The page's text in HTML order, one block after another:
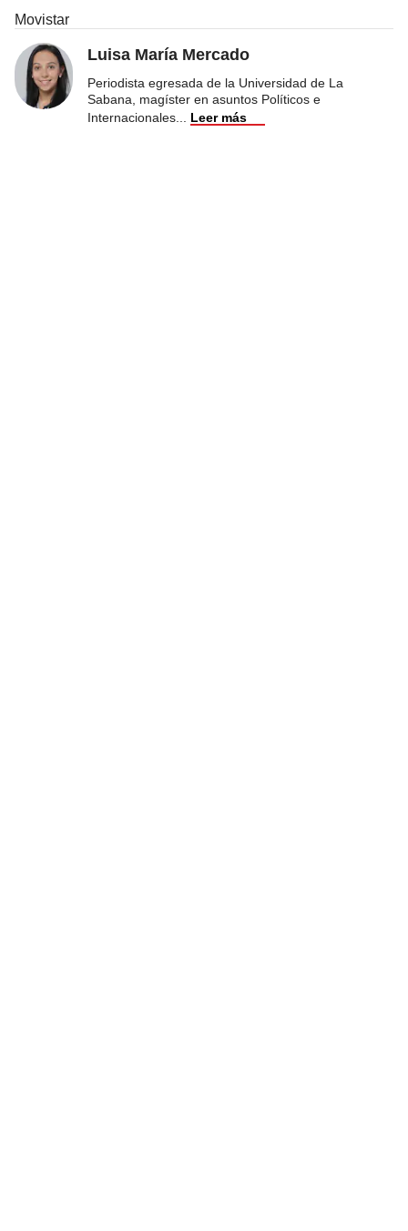
Movistar
Luisa María Mercado
Periodista egresada de la Universidad de La
Sabana, magíster en asuntos Políticos e
Internacionales
Leer más